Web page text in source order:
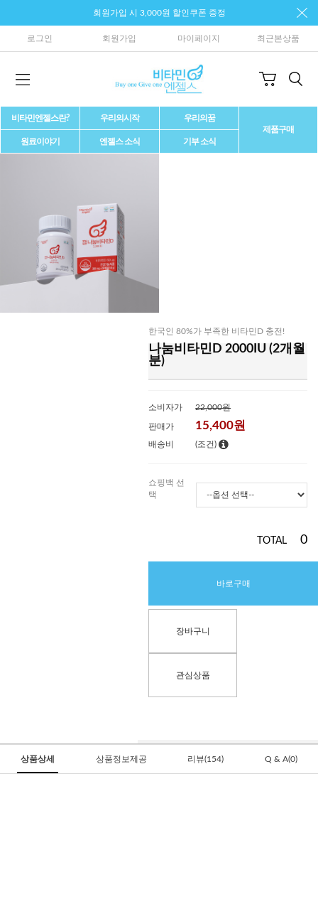
회원가입 시 3,000원 할인쿠폰 증정
로그인 회원가입 마이페이지 최근본상품
비타민엔젤스란? 우리의시작
우리의꿈
제품구매
원료이야기
엔젤스 소식 기부 소식
한국인 80%가 부족한 비타민D 충전!
나눔비타민D 2000IU (2개월
분)
소비자가 22,000원
판매가 15,400원
배송비 (조건)
쇼핑백 선
택
TOTAL 0
바로구매
장바구니
관심상품
상품상세 상품정보제공 리뷰(154) Q & A(0)